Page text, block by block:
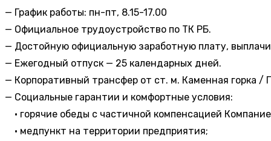
— График работы: пн-пт, 8.15-17.00
— Официальное трудоустройство по ТК РБ.
— Достойную официальную заработную плату,
— Ежегодный отпуск — 25 календарных дней.
— Корпоративный трансфер от ст. м. Каменная горка /
— Социальные гарантии и комфортные условия:
• горячие обеды с частичной компенсацией
• медпункт на территории предприятия;